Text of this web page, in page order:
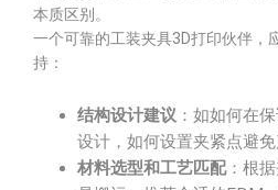
本质区别。
一个可靠的工装夹具3D打印伙伴，
持：
结构设计建议 ：如如何在
设计，如何设置夹紧点避免
材料选型和工艺匹配：根